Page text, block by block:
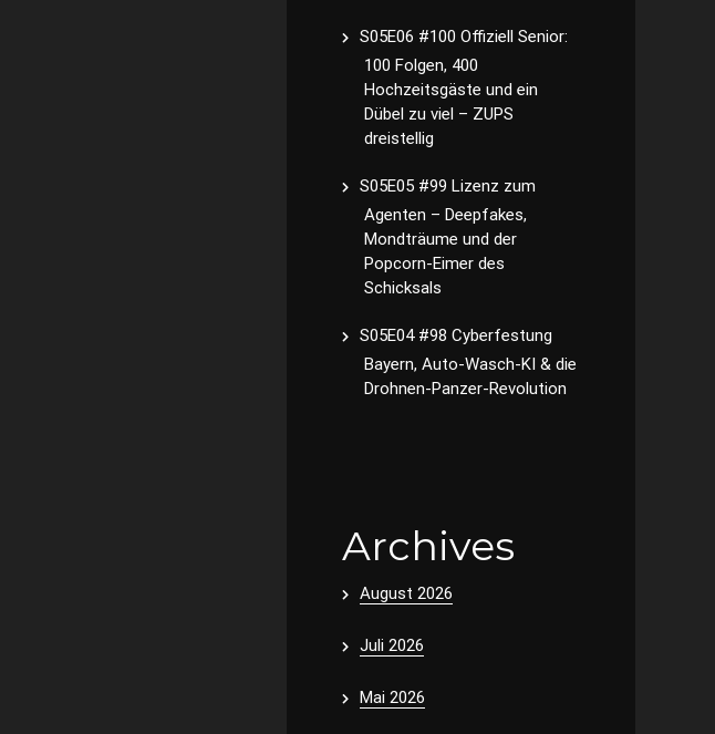
S05E06 #100 Offiziell Senior:
100 Folgen, 400
Hochzeitsgäste und ein
Dübel zu viel – ZUPS
dreistellig
S05E05 #99 Lizenz zum
Agenten – Deepfakes,
Mondträume und der
Popcorn-Eimer des
Schicksals
S05E04 #98 Cyberfestung
Bayern, Auto-Wasch-KI & die
Drohnen-Panzer-Revolution
Archives
August 2026
Juli 2026
Mai 2026